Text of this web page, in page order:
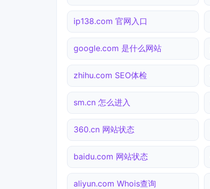
ip138.com 官网入口
google.com 是什么网站
zhihu.com SEO体检
sm.cn 怎么进入
360.cn 网站状态
baidu.com 网站状态
aliyun.com Whois查询